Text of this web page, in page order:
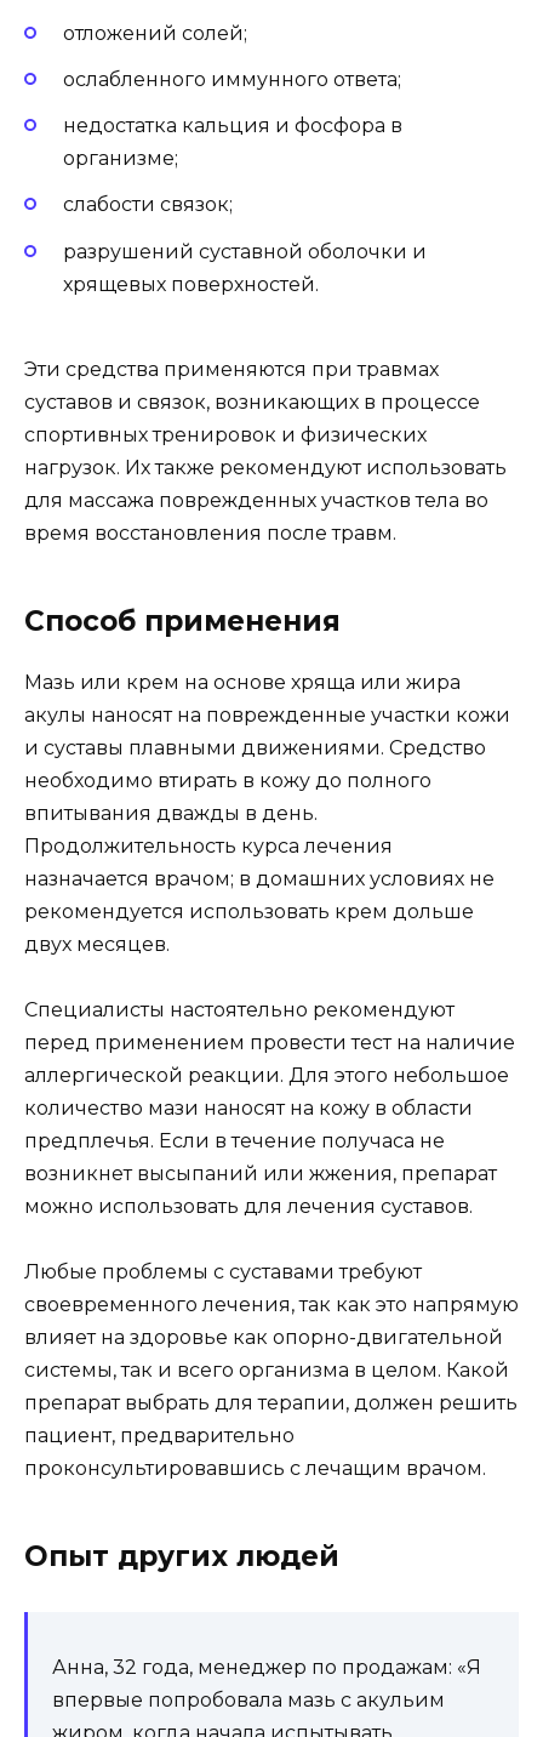
отложений солей;
ослабленного иммунного ответа;
недостатка кальция и фосфора в
организме;
слабости связок;
разрушений суставной оболочки и
хрящевых поверхностей.
Эти средства применяются при травмах
суставов и связок, возникающих в процессе
спортивных тренировок и физических
нагрузок. Их также рекомендуют использовать
для массажа поврежденных участков тела во
время восстановления после травм.
Способ применения
Мазь или крем на основе хряща или жира
акулы наносят на поврежденные участки кожи
и суставы плавными движениями. Средство
необходимо втирать в кожу до полного
впитывания дважды в день.
Продолжительность курса лечения
назначается врачом; в домашних условиях не
рекомендуется использовать крем дольше
двух месяцев.
Специалисты настоятельно рекомендуют
перед применением провести тест на наличие
аллергической реакции. Для этого небольшое
количество мази наносят на кожу в области
предплечья. Если в течение получаса не
возникнет высыпаний или жжения, препарат
можно использовать для лечения суставов.
Любые проблемы с суставами требуют
своевременного лечения, так как это напрямую
влияет на здоровье как опорно-двигательной
системы, так и всего организма в целом. Какой
препарат выбрать для терапии, должен решить
пациент, предварительно
проконсультировавшись с лечащим врачом.
Опыт других людей
Анна, 32 года, менеджер по продажам: «Я
впервые попробовала мазь с акульим